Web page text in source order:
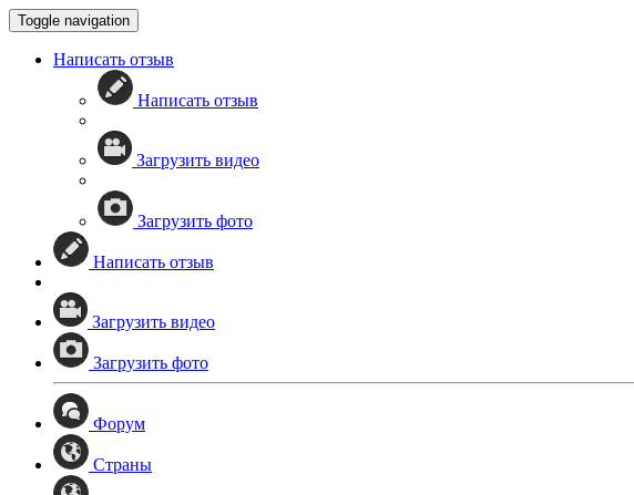
Toggle navigation
Написать отзыв
Написать отзыв
Загрузить видео
Загрузить фото
Написать отзыв
Загрузить видео
Загрузить фото
Форум
Страны